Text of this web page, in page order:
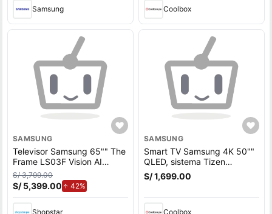
Samsung Coolbox
SAMSUNG
Televisor Samsung 65"" The
Frame LS03F Vision AI
Smart TV (2025) QLED
Tizen 8.0 UHD 4K
S/ 3,799.00
S/ 5,399.00 42%
Shopstar
SAMSUNG
Smart TV Samsung 4K 50""
QLED, sistema Tizen
integrado,
QN50Q65DAGXPE 2024
S/ 1,699.00
Coolbox